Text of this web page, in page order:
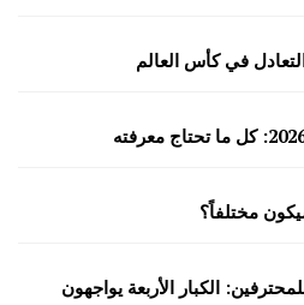
في كأس العالم
الكبار الأربعة يواجهون